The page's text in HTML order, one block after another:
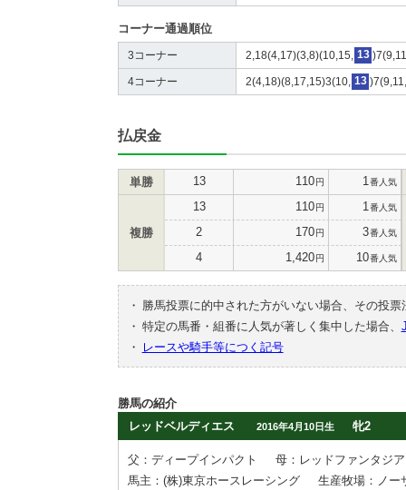
コーナー通過順位
3コーナー 2,18(4,17)(3,8)(10,15, 13
4コーナー 2(4,18)(8,17,15)3(10, 13
払戻金
単勝 13 110円 1 番人気
複勝
13 110円 1 番人気
2 170円 3番人気
4 1,420円 10番人気
・
勝馬投票に的中された方がいない場合、その投
・ 特定の馬番・組番に人気が著しく集中した場合、
・
レースや騎手等につく記号
勝馬の紹介
レッドベルディエス
2016年4月10日生 牝2
父：ディープインパクト
母：レッドファンタジア
馬主：(株)東京ホースレーシング
生産牧場：ノー